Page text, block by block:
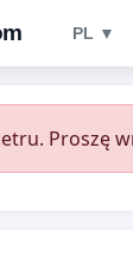
PL ▼
Proszę